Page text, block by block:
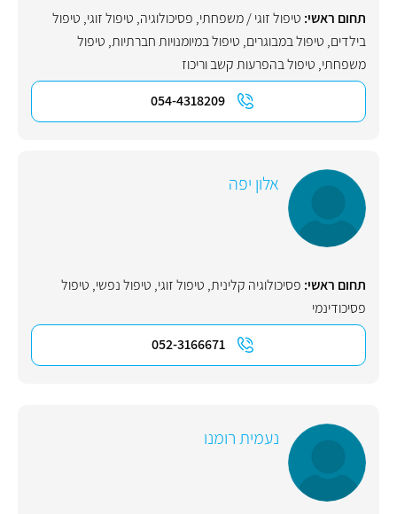
תחום ראשי: טיפול זוגי / משפחתי, פסיכולוגיה, טיפול זוגי, טיפול
בילדים, טיפול במבוגרים, טיפול במיומנויות חברתיות, טיפול
משפחתי, טיפול בהפרעות קשב וריכוז
054-4318209
אלון יפה
תחום ראשי: פסיכולוגיה קלינית, טיפול זוגי, טיפול נפשי, טיפול
פסיכודינמי
052-3166671
נעמית רומנו